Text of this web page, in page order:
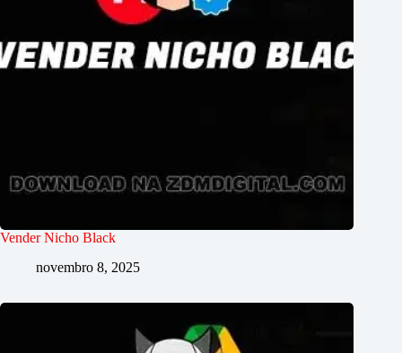
Vender Nicho Black
novembro 8, 2025